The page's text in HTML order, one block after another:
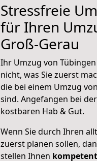
Stressfreie
für Ihren
Groß-Gerau
Ihr Umzug von
nicht, was Sie zuerst
die bei einem Umzug
sind. Angefangen bei
kostbaren Hab & Gut.
Wenn Sie durch Ihren
zuerst planen sollen,
stellen Ihnen